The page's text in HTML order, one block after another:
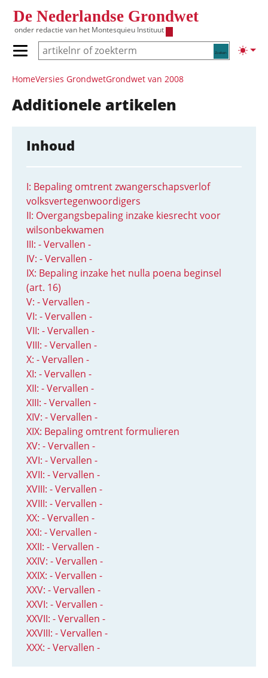
De Nederlandse Grondwet
onder redactie van het Montesquieu Instituut
Zoeken
Primair menu tonen/verbergen
Hoofdnavigatie
HomeVersies GrondwetGrondwet van 2008
Additionele artikelen
Inhoud
I: Bepaling omtrent zwangerschapsverlof
volksvertegenwoordigers
II: Overgangsbepaling inzake kiesrecht voor
wilsonbekwamen
III: - Vervallen -
IV: - Vervallen -
IX: Bepaling inzake het nulla poena beginsel
(art. 16)
V: - Vervallen -
VI: - Vervallen -
VII: - Vervallen -
VIII: - Vervallen -
X: - Vervallen -
XI: - Vervallen -
XII: - Vervallen -
XIII: - Vervallen -
XIV: - Vervallen -
XIX: Bepaling omtrent formulieren
XV: - Vervallen -
XVI: - Vervallen -
XVII: - Vervallen -
XVIII: - Vervallen -
XVIII: - Vervallen -
XX: - Vervallen -
XXI: - Vervallen -
XXII: - Vervallen -
XXIV: - Vervallen -
XXIX: - Vervallen -
XXV: - Vervallen -
XXVI: - Vervallen -
XXVII: - Vervallen -
XXVIII: - Vervallen -
XXX: - Vervallen -